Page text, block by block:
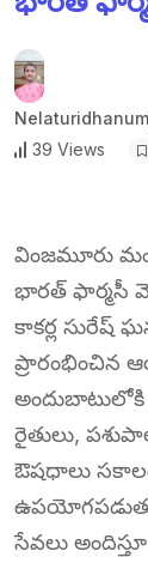
39 Views
వింజమూరు
భారత్ ఫార్మసీ
కాకర్ల సురేష్
ప్రారంభించిన
రైతులు,
ఔషధాలు
సేవలు